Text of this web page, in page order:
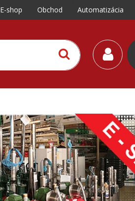
E-shop Obchod Automatizácia